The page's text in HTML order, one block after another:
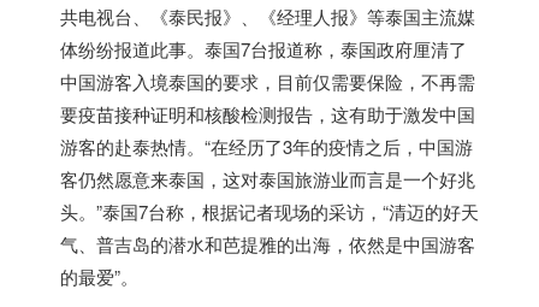
共电视台、《泰民报》、《经理人报》等泰国主流媒
体纷纷报道此事。 泰国7台报道称， 泰国政府厘清了
中国游客入境泰国的要求，目前仅需要保险，不再需
要疫苗接种证明和核酸检测报告，这有助于激发中国
游客的赴泰热情。“在经历了3年的疫情之后，中国游
客仍然愿意来泰国 ，这对泰国旅游业而言是一个好兆
头。”泰国7台称，根据记者现场的采访，“清迈的好天
气、普吉岛的潜水和芭提雅的出海，依然是中国游客
的最爱”。